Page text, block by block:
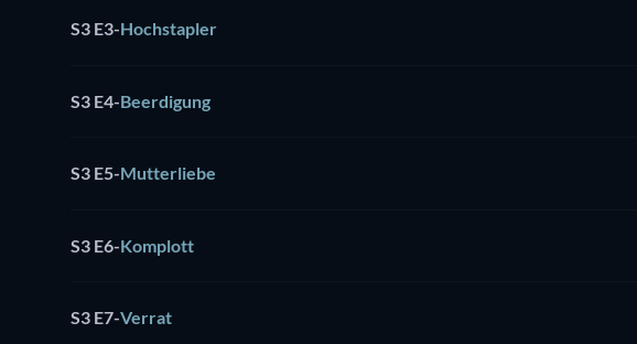
S3 E3-Hochstapler
S3 E4-Beerdigung
S3 E5-Mutterliebe
S3 E6-Komplott
S3 E7-Verrat